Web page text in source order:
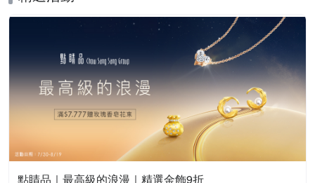
點睛品｜最高級的浪漫｜精選金飾9折